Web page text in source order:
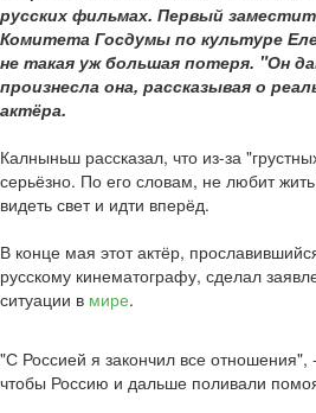
русских фильмах. Первый
Комитета Госдумы по культуре
не такая уж большая потеря. "Он
произнесла она, рассказывая о
актёра.
Калныньш рассказал, что из-за
серьёзно. По его словам, не любит
видеть свет и идти вперёд.
В конце мая этот актёр,
русскому кинематографу, сделал
ситуации в мире.
"С Россией я закончил все отношения",
чтобы Россию и дальше поливали